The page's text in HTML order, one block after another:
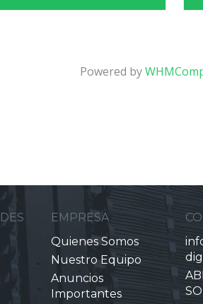
Powered by
EMPRESA
Quienes Somos
Nuestro Equipo
Anuncios
Importantes